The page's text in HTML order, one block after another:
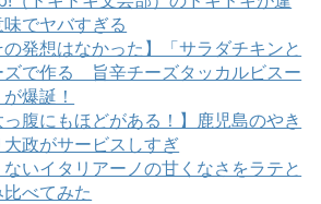
味でヤバすぎる
の発想はなかった】「サラダチキンと
ズで作る 旨辛チーズタッカルビスー
爆誕！
っ腹にもほどがある！】鹿児島のやき
大政がサービスしすぎ
ないイタリアーノの甘くなさをラテと
べてみた